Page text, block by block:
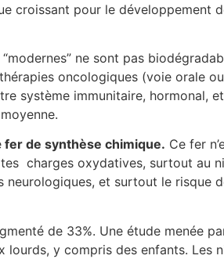
croissant pour le développement
ne sont pas
oncologiques (voie orale
système immunitaire, hormonal,
fer de synthèse chimique. Ce fer
charges oxydatives, surtout au
neurologiques, et surtout le risque
de 33%. Une étude menée
y compris des enfants. Les